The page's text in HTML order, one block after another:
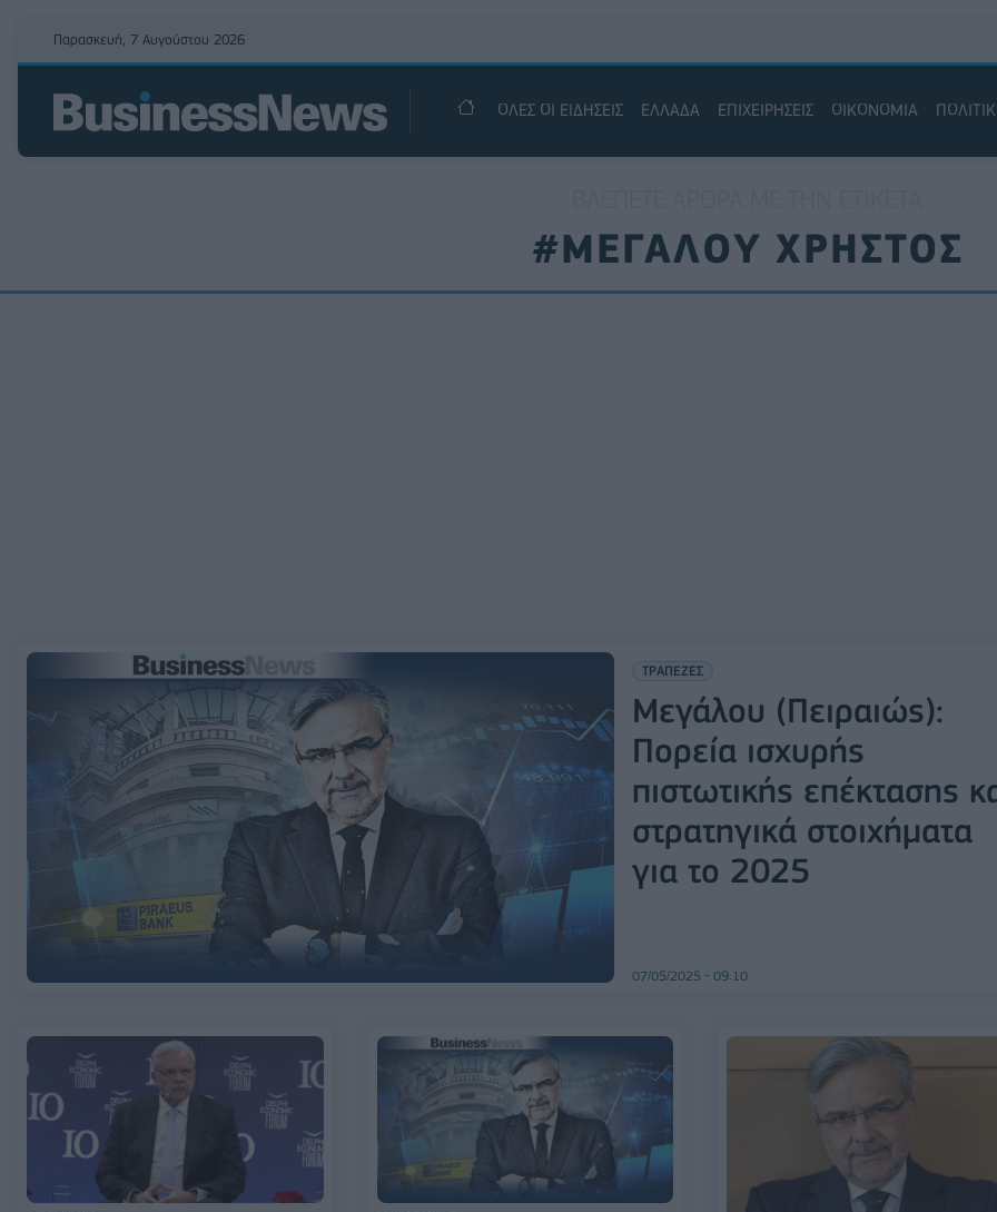
Παρασκευή, 7 Αυγούστου 2026
ΟΛΕΣ ΟΙ ΕΙΔΗΣΕΙΣ ΕΛΛΑΔΑ ΕΠΙΧΕΙΡΗΣΕΙΣ ΟΙΚΟΝΟΜΙΑ
#ΜΕΓΑΛΟΥ ΧΡΗΣΤΟΣ
ΤΡΑΠΕΖΕΣ
Μεγάλου (Πειραιώς):
Πορεία ισχυρής
πιστωτικής επέκτασης
στρατηγικά στοιχήματα
για το 2025
07/05/2025 - 09:10